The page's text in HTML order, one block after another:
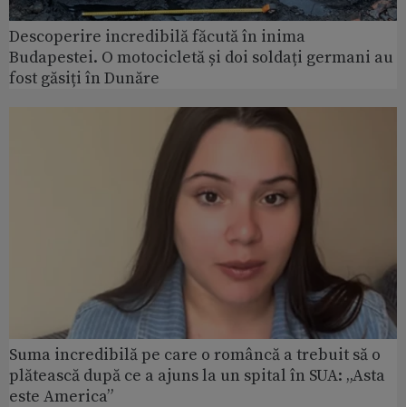
Descoperire incredibilă făcută în inima
Budapestei. O motocicletă și doi soldați germani au
fost găsiți în Dunăre
Suma incredibilă pe care o româncă a trebuit să o
plătească după ce a ajuns la un spital în SUA: „Asta
este America”